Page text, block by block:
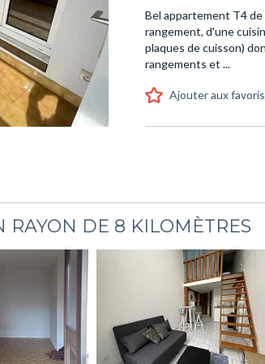
Bel appartement T4 de
rangement, d'une
plaques de cuisson)
rangements et ...
Ajouter aux favoris
RAYON DE 8 KILOMÈTRES